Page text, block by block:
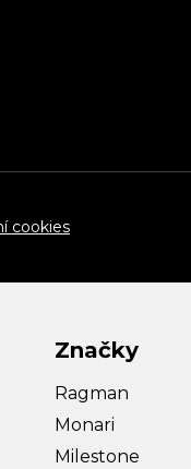
cookies
Značky
Ragman
Monari
Milestone